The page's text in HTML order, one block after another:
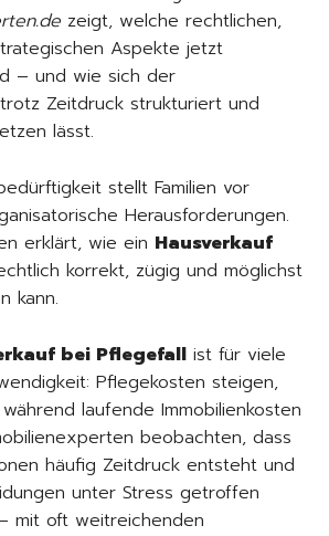
zeigt, welche rechtlichen,
Aspekte jetzt
– und wie sich der
Zeitdruck strukturiert und
lässt.
stellt Familien vor
Herausforderungen.
erklärt, wie ein Hausverkauf
korrekt, zügig und möglichst
kann.
bei Pflegefall ist für viele
Pflegekosten steigen,
laufende Immobilienkosten
beobachten, dass
häufig Zeitdruck entsteht und
unter Stress getroffen
mit oft weitreichenden